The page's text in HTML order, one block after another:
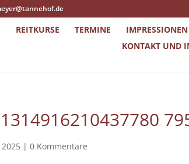
REITKURSE TERMINE IMPRESSIONEN
KONTAKT UND
|0 Kommentare